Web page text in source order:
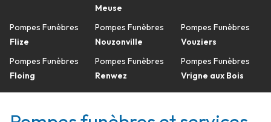
Pompes Funèbres
Flize
Pompes Funèbres
Floing
Meuse
Pompes Funèbres
Nouzonville
Pompes Funèbres
Renwez
Pompes Funèbres
Vouziers
Pompes Funèbres
Vrigne aux Bois